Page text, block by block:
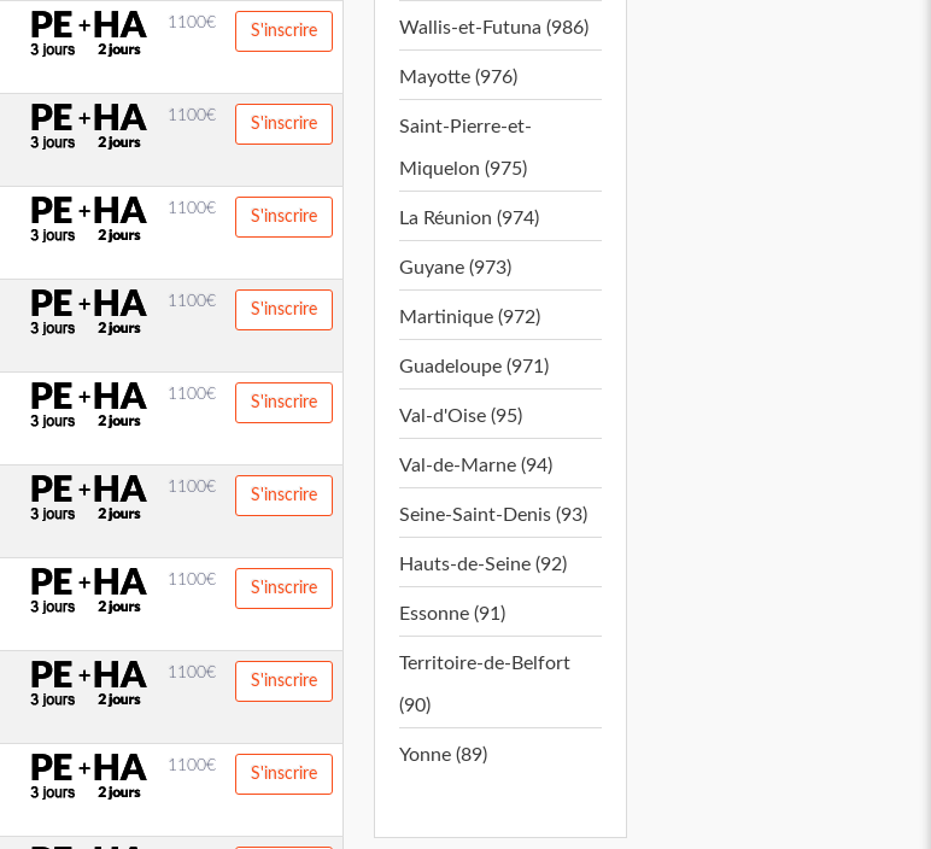
1100€ S'inscrire
1100€ S'inscrire
1100€ S'inscrire
1100€ S'inscrire
1100€ S'inscrire
1100€ S'inscrire
1100€ S'inscrire
1100€ S'inscrire
1100€ S'inscrire
Wallis-et-Futuna (986)
Mayotte (976)
Saint-Pierre-et-
Miquelon (975)
La Réunion (974)
Guyane (973)
Martinique (972)
Guadeloupe (971)
Val-d'Oise (95)
Val-de-Marne (94)
Seine-Saint-Denis (93)
Hauts-de-Seine (92)
Essonne (91)
Territoire-de-Belfort
(90)
Yonne (89)